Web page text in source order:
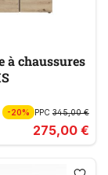
à chaussures
-20% PPC345,00 €
275,00 €